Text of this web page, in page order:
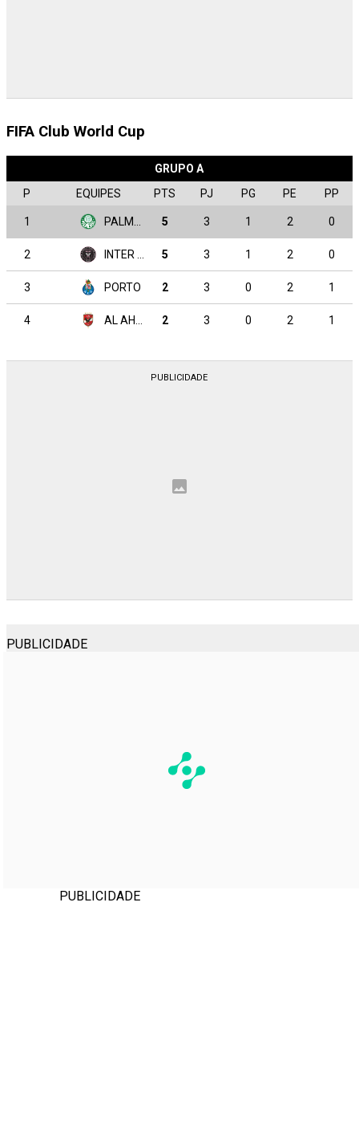
FIFA Club World Cup
GRUPO A
P
EQUIPES PTS PJ PG PE PP
1 5 3 1 2 0
2 5 3 1 2 0
3 PORTO 2 3 0 2 1
4 2 3 0 2 1
PUBLICIDADE
PUBLICIDADE